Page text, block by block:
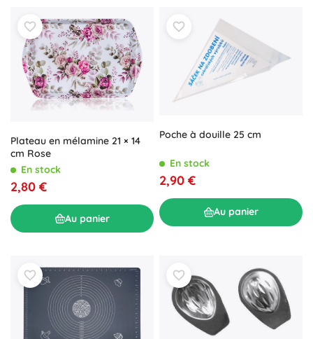
Plateau en mélamine 21 × 14
cm Rose
En stock
2,80 €
Au panier
Poche à douille 25 cm
En stock
2,90 €
Au panier